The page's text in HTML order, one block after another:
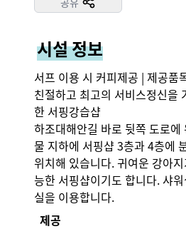
시설 정보
서프 이용 시 커피제공 | 제공품
친절하고 최고의 서비스정신을
한 서핑강습샵
하조대해안길 바로 뒷쪽 도로
물 지하에 서핑샵 3층과 4층에
위치해 있습니다. 귀여운 강아
능한 서핑샵이기도 합니다. 샤
실을 이용합니다.
제공